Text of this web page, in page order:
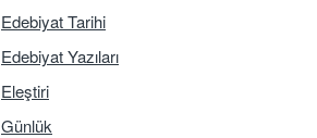
Edebiyat Tarihi
Edebiyat Yazıları
Eleştiri
Günlük